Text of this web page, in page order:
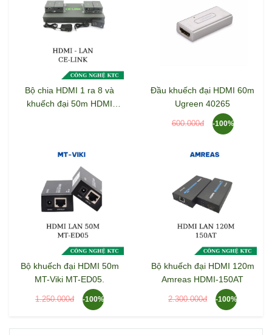
Bộ chia HDMI 1 ra 8 và
khuếch đại 50m HDMI
Đầu khuếch đại HDMI 60m
Ugreen 40265
600.000đ -100%
Bộ khuếch đại HDMI 50m
MT-Viki MT-ED05.
1.250.000đ -100%
Bộ khuếch đại HDMI 120m
Amreas HDMI-150AT
2.300.000đ -100%